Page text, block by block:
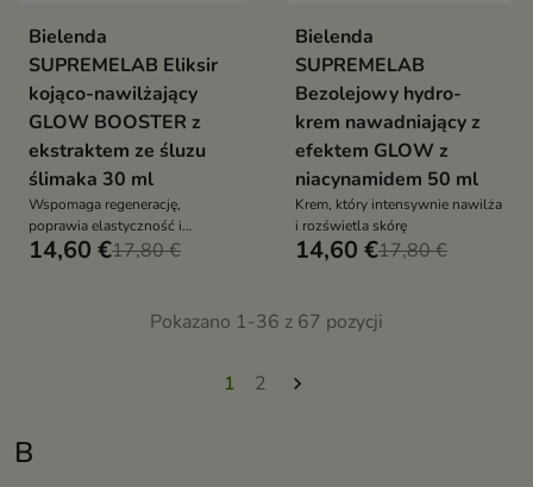
B
Bielenda
SUPREMELAB Eliksir
kojąco-nawilżający
GLOW BOOSTER z
ekstraktem ze śluzu
ślimaka 30 ml
Wspomaga regenerację,
poprawia elastyczność i
wyrównuje koloryt skóry
14,60 €17,80 €
Bielenda
SUPREMELAB
Bezolejowy hydro-
krem nawadniający z
efektem GLOW z
niacynamidem 50 ml
Krem, który intensywnie nawilża
i rozświetla skórę
14,60 €17,80 €
Pokazano 1-36 z 67 pozycji
1 2 